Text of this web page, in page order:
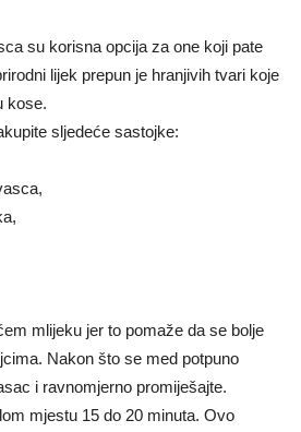
su korisna opcija za one koji pate
lijek prepun je hranjivih tvari koje
kose.
sljedeće sastojke:
mlijeku jer to pomaže da se bolje
Nakon što se med potpuno
i ravnomjerno promiješajte.
mjestu 15 do 20 minuta. Ovo